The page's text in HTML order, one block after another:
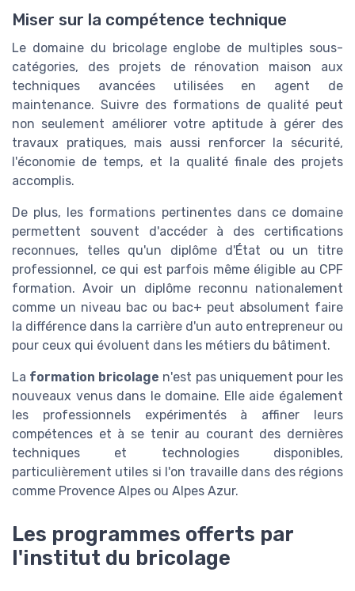
Miser sur la compétence technique
Le domaine du bricolage englobe de multiples sous-
catégories, des projets de rénovation maison aux
techniques avancées utilisées en agent de
maintenance. Suivre des formations de qualité peut
non seulement améliorer votre aptitude à gérer des
travaux pratiques, mais aussi renforcer la sécurité,
l'économie de temps, et la qualité finale des projets
accomplis.
De plus, les formations pertinentes dans ce domaine
permettent souvent d'accéder à des certifications
reconnues, telles qu'un diplôme d'État ou un titre
professionnel, ce qui est parfois même éligible au CPF
formation. Avoir un diplôme reconnu nationalement
comme un niveau bac ou bac+ peut absolument faire
la différence dans la carrière d'un auto entrepreneur ou
pour ceux qui évoluent dans les métiers du bâtiment.
La formation bricolage n'est pas uniquement pour les
nouveaux venus dans le domaine. Elle aide également
les professionnels expérimentés à affiner leurs
compétences et à se tenir au courant des dernières
techniques et technologies disponibles,
particulièrement utiles si l'on travaille dans des régions
comme Provence Alpes ou Alpes Azur.
Les programmes offerts par
l'institut du bricolage